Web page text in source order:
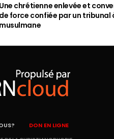
Une chrétienne enlevée et
de force confiée par un tribunal
musulmane
DON EN LIGNE